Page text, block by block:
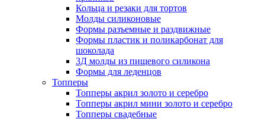
Кольца и резаки для тортов
Молды силиконовые
Формы разъемные и раздвижные
Формы пластик и поликарбонат для
шоколада
3Д молды из пищевого силикона
Формы для леденцов
Топперы
Топперы акрил золото и серебро
Топперы акрил мини золото и серебро
Топперы свадебные